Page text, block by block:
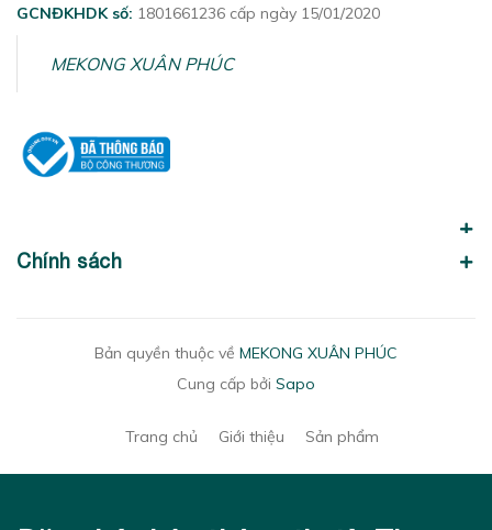
GCNĐKHDK số: 1801661236 cấp ngày 15/01/2020
MEKONG XUÂN PHÚC
Chính sách
Bản quyền thuộc về MEKONG XUÂN PHÚC
Cung cấp bởi Sapo
Trang chủ Giới thiệu Sản phẩm